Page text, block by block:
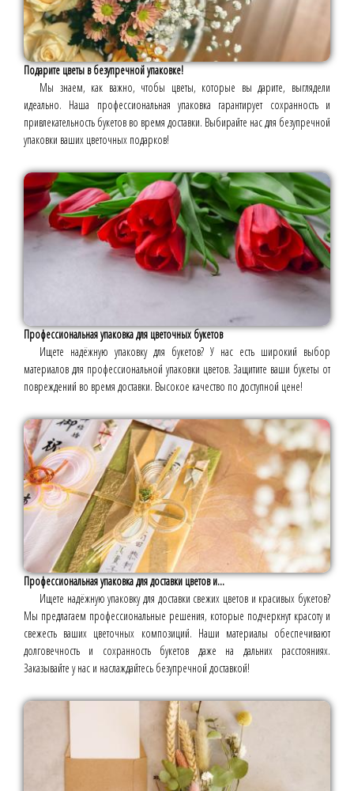
Подарите цветы в безупречной упаковке!
Мы знаем, как важно, чтобы цветы, которые вы дарите, выглядели
идеально. Наша профессиональная упаковка гарантирует сохранность и
привлекательность букетов во время доставки. Выбирайте нас для безупречной
упаковки ваших цветочных подарков!
Профессиональная упаковка для цветочных букетов
Ищете надёжную упаковку для букетов? У нас есть широкий выбор
материалов для профессиональной упаковки цветов. Защитите ваши букеты от
повреждений во время доставки. Высокое качество по доступной цене!
Профессиональная упаковка для доставки цветов и...
Ищете надёжную упаковку для доставки свежих цветов и красивых букетов?
Мы предлагаем профессиональные решения, которые подчеркнут красоту и
свежесть ваших цветочных композиций. Наши материалы обеспечивают
долговечность и сохранность букетов даже на дальних расстояниях.
Заказывайте у нас и наслаждайтесь безупречной доставкой!